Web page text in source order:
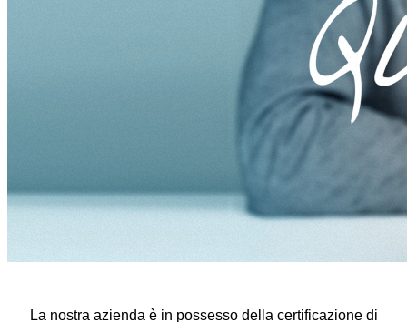
La nostra azienda è in possesso della certificazione di